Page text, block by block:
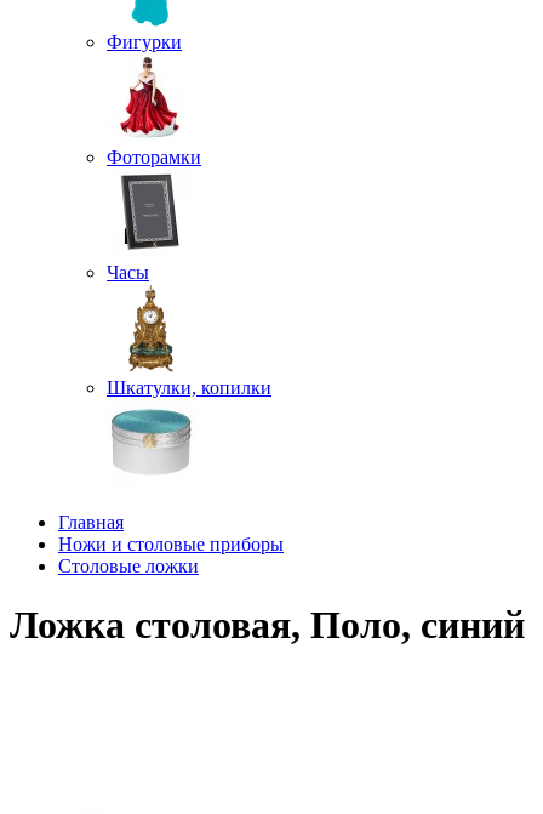
Фигурки
Фоторамки
Часы
Шкатулки, копилки
Главная
Ножи и столовые приборы
Столовые ложки
Ложка столовая, Поло, синий